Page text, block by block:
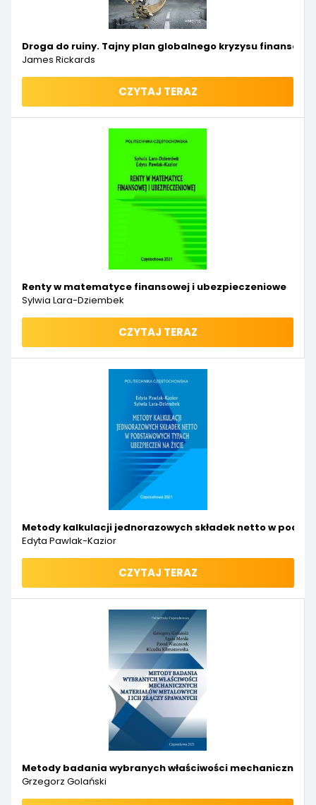
Droga do ruiny. Tajny plan globalnego kryzysu
James Rickards
CZYTAJ TERAZ
Renty w matematyce finansowej i ubezpieczeniowe
Sylwia Lara-Dziembek
CZYTAJ TERAZ
Metody kalkulacji jednorazowych składek netto w
Edyta Pawlak-Kazior
CZYTAJ TERAZ
Metody badania wybranych właściwości
Grzegorz Golański